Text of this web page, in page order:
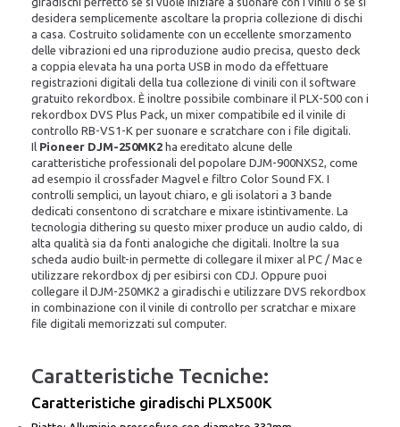
desidera semplicemente ascoltare la propria collezione di dischi
a casa. Costruito solidamente con un eccellente smorzamento
delle vibrazioni ed una riproduzione audio precisa, questo deck
a coppia elevata ha una porta USB in modo da effettuare
registrazioni digitali della tua collezione di vinili con il software
gratuito rekordbox. È inoltre possibile combinare il PLX-500 con i
rekordbox DVS Plus Pack, un mixer compatibile ed il vinile di
controllo RB-VS1-K per suonare e scratchare con i file digitali.
Il Pioneer DJM-250MK2 ha ereditato alcune delle
caratteristiche professionali del popolare DJM-900NXS2, come
ad esempio il crossfader Magvel e filtro Color Sound FX. I
controlli semplici, un layout chiaro, e gli isolatori a 3 bande
dedicati consentono di scratchare e mixare istintivamente. La
tecnologia dithering su questo mixer produce un audio caldo, di
alta qualità sia da fonti analogiche che digitali. Inoltre la sua
scheda audio built-in permette di collegare il mixer al PC / Mac e
utilizzare rekordbox dj per esibirsi con CDJ. Oppure puoi
collegare il DJM-250MK2 a giradischi e utilizzare DVS rekordbox
in combinazione con il vinile di controllo per scratchar e mixare
file digitali memorizzati sul computer.
Caratteristiche Tecniche:
Caratteristiche giradischi PLX500K